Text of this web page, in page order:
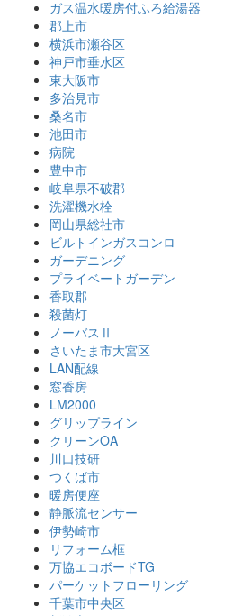
ガス温水暖房付ふろ給湯器
郡上市
横浜市瀬谷区
神戸市垂水区
東大阪市
多治見市
桑名市
池田市
病院
豊中市
岐阜県不破郡
洗濯機水栓
岡山県総社市
ビルトインガスコンロ
ガーデニング
プライベートガーデン
香取郡
殺菌灯
ノーバスⅡ
さいたま市大宮区
LAN配線
窓香房
LM2000
グリップライン
クリーンOA
川口技研
つくば市
暖房便座
静脈流センサー
伊勢崎市
リフォーム框
万協エコボードTG
パーケットフローリング
千葉市中央区